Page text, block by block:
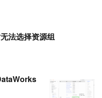
法选择资源组